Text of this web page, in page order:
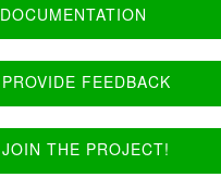
DOCUMENTATION
PROVIDE FEEDBACK
JOIN THE PROJECT!